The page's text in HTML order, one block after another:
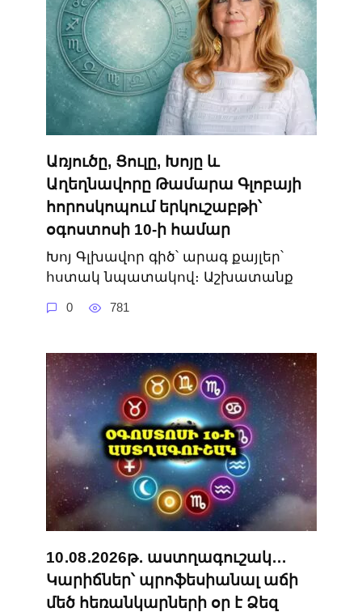
Առյուծը, Ցուլը, Խոյը և
Աղեղնավորը Թամարա Գլոբայի
հորոսկոպում երկուշաբթի՝
օգոստոսի 10-ի համար
Խոյ Գլխավոր գիծ՝ արագ քայլեր՝
հստակ նպատակով։ Աշխատանք
0 781
10․08․2026թ․ աստղագուշակ․․․
Կարիճներ՝ պրոֆեսիանալ աճի
մեծ հեռանկարների օր է Ձեզ